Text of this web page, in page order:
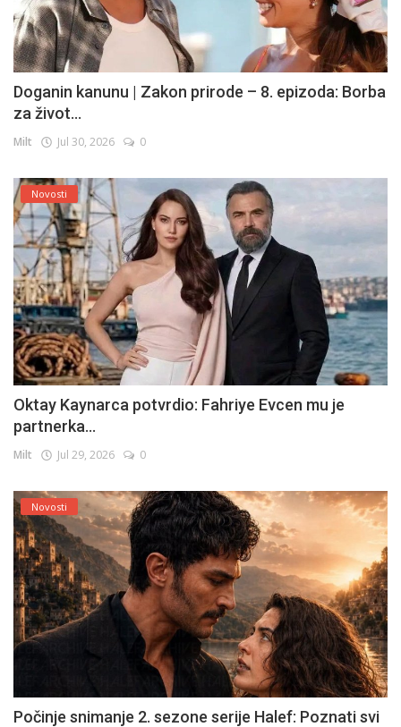
Doganin kanunu | Zakon prirode – 8. epizoda: Borba
za život...
Milt Jul 30, 2026 0
Novosti
Oktay Kaynarca potvrdio: Fahriye Evcen mu je
partnerka...
Milt Jul 29, 2026 0
Novosti
Počinje snimanje 2. sezone serije Halef: Poznati svi